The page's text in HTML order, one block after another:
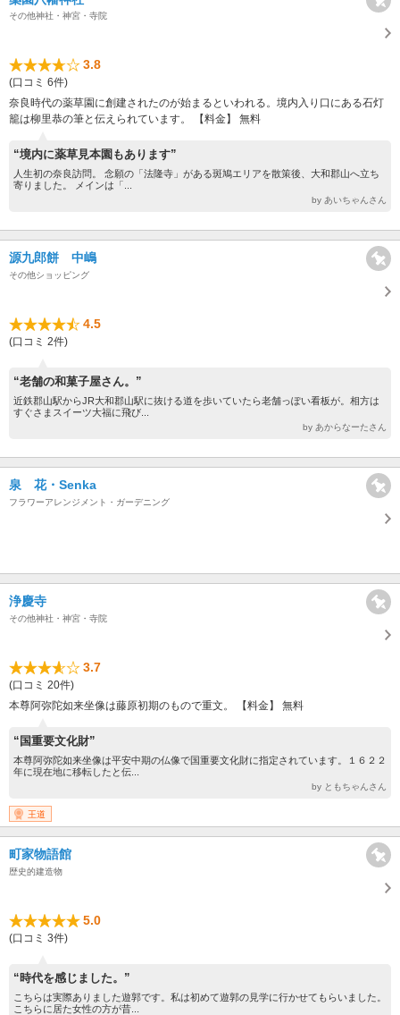
その他神社・神宮・寺院
3.8
(口コミ 6件)
奈良時代の薬草園に創建されたのが始まるといわれる。境内入り口にある石灯
籠は柳里恭の筆と伝えられています。 【料金】 無料
“境内に薬草見本園もあります”
人生初の奈良訪問。 念願の「法隆寺」がある斑鳩エリアを散策後、大和郡山へ立ち
寄りました。 メインは「...
by あいちゃんさん
源九郎餅 中嶋
その他ショッピング
4.5
(口コミ 2件)
“老舗の和菓子屋さん。”
近鉄郡山駅からJR大和郡山駅に抜ける道を歩いていたら老舗っぽい看板が。相方は
すぐさまスイーツ大福に飛び...
by あからなーたさん
泉 花・Senka
フラワーアレンジメント・ガーデニング
浄慶寺
その他神社・神宮・寺院
3.7
(口コミ 20件)
本尊阿弥陀如来坐像は藤原初期のもので重文。 【料金】 無料
“国重要文化財”
本尊阿弥陀如来坐像は平安中期の仏像で国重要文化財に指定されています。１６２２
年に現在地に移転したと伝...
by ともちゃんさん
王道
町家物語館
歴史的建造物
5.0
(口コミ 3件)
“時代を感じました。”
こちらは実際ありました遊郭です。私は初めて遊郭の見学に行かせてもらいました。
こちらに居た女性の方が昔...